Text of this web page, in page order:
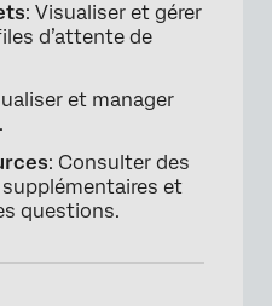
: Visualiser et gérer
d’attente de
et manager
: Consulter des
supplémentaires et
questions.